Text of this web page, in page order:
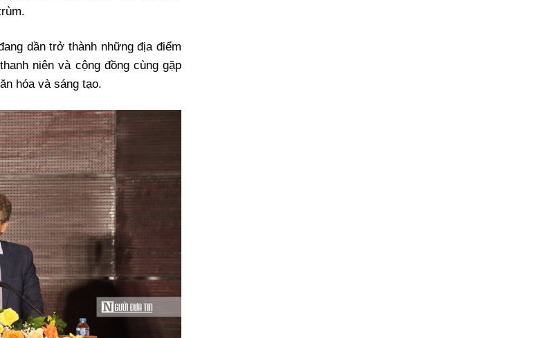
dần trở thành những địa điểm
niên và cộng đồng cùng gặp
hóa và sáng tạo.